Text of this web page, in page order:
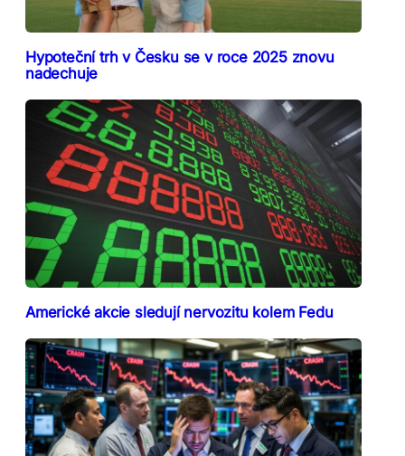
Hypoteční trh v Česku se v roce 2025 znovu
nadechuje
Americké akcie sledují nervozitu kolem Fedu